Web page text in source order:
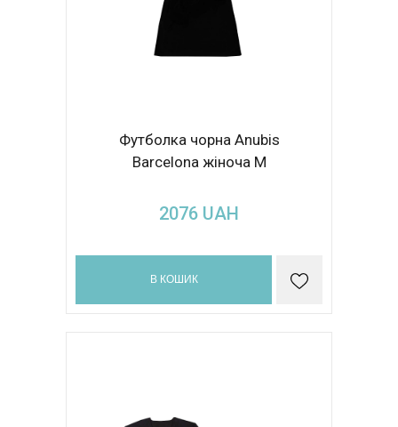
Футболка чорна Anubis
Barcelona жіноча М
2076 UAH
В КОШИК